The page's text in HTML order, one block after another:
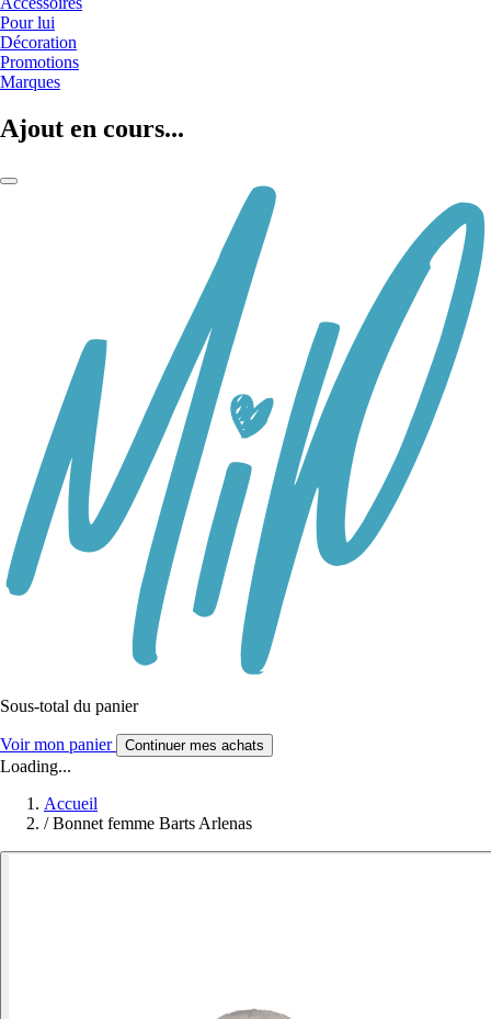
Pour lui
Décoration
Promotions
Marques
Ajout en cours...
Sous-total du panier
Voir mon panier Continuer mes achats
Loading...
Accueil
/ Bonnet femme Barts Arlenas